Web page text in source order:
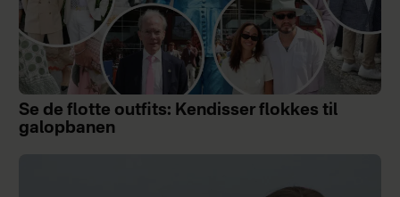
Se de flotte outfits: Kendisser flokkes til
galopbanen